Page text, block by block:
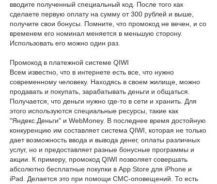
вводите полученный специальный код. После того как
сделаете первую оплату на сумму от 300 рублей и выше,
получите свои бонусы. Помните, что промокод не вечен, и со
временем его номинал меняется в меньшую сторону.
Использовать его можно один раз.
Промокод в платежной системе QIWI
Всем известно, что в интернете есть все, что нужно
современному человеку. Находясь в своем жилище, можно
продавать и покупать, зарабатывать деньги и общаться.
Получается, что деньги нужно где-то в сети и хранить. Для
этого используются специальные ресурсы, такие как
"Яндекс.Деньги" и WebMoney. В последнее время достойную
конкуренцию им составляет система QIWI, которая не только
дает возможность ввода и вывода денег, оплаты различных
услуг, но и предоставляет разные бонусные программы и
акции. К примеру, промокод QIWI позволяет совершать
абсолютно бесплатные покупки в App Store для iPhone и
iPad. Делается это при помощи СМС-оповещений. То есть